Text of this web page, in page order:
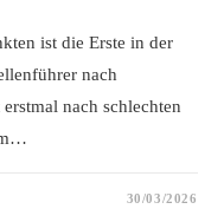
ist die Erste in der
nach
nach schlechten
30/03/2026